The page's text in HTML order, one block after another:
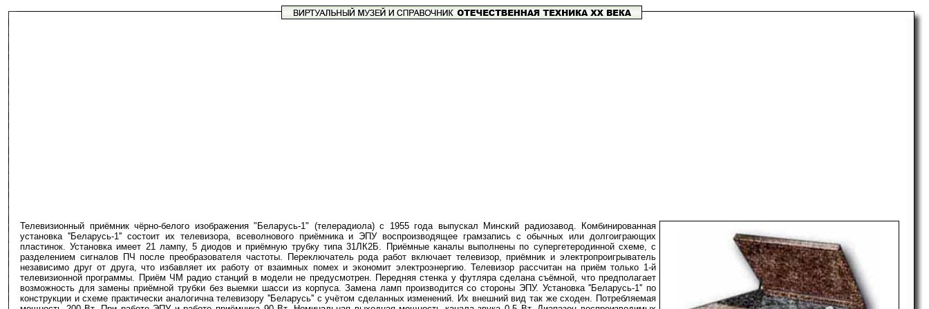
Телевизионный приёмник чёрно-белого изображения "Беларусь-1" (телерадиола) с 1955 года выпускал Минский радиозавод. Комбинированная
установка ''Беларусь-1'' состоит их телевизора, всеволнового приёмника и ЭПУ воспроизводящее грамзапись с обычных или долгоиграющих
пластинок. Установка имеет 21 лампу, 5 диодов и приёмную трубку типа 31ЛК2Б. Приёмные каналы выполнены по супергетеродинной схеме, с
разделением сигналов ПЧ после преобразователя частоты. Переключатель рода работ включает телевизор, приёмник и электропроигрыватель
независимо друг от друга, что избавляет их работу от взаимных помех и экономит электроэнергию. Телевизор рассчитан на приём только 1-й
телевизионной программы. Приём ЧМ радио станций в модели не предусмотрен. Передняя стенка у футляра сделана съёмной, что предполагает
возможность для замены приёмной трубки без выемки шасси из корпуса. Замена ламп производится со стороны ЭПУ. Установка ''Беларусь-1'' по
конструкции и схеме практически аналогична телевизору ''Беларусь'' с учётом сделанных изменений. Их внешний вид так же сходен. Потребляемая